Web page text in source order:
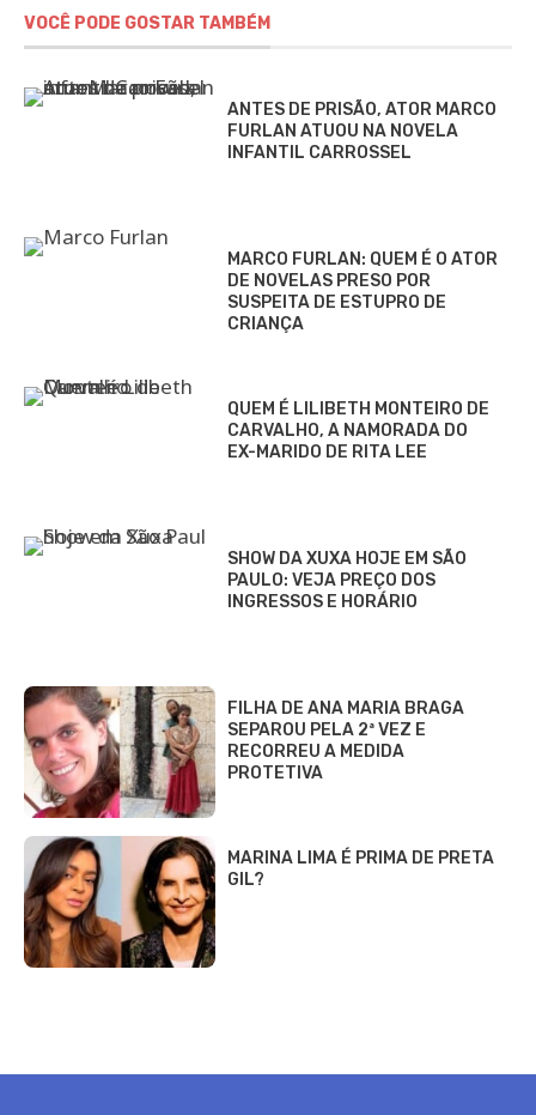
VOCÊ PODE GOSTAR TAMBÉM
ANTES DE PRISÃO, ATOR MARCO
FURLAN ATUOU NA NOVELA
INFANTIL CARROSSEL
MARCO FURLAN: QUEM É O ATOR
DE NOVELAS PRESO POR
SUSPEITA DE ESTUPRO DE
CRIANÇA
QUEM É LILIBETH MONTEIRO DE
CARVALHO, A NAMORADA DO
EX-MARIDO DE RITA LEE
SHOW DA XUXA HOJE EM SÃO
PAULO: VEJA PREÇO DOS
INGRESSOS E HORÁRIO
FILHA DE ANA MARIA BRAGA
SEPAROU PELA 2ª VEZ E
RECORREU A MEDIDA
PROTETIVA
MARINA LIMA É PRIMA DE PRETA
GIL?